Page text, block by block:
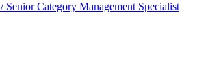
Category Management Specialist